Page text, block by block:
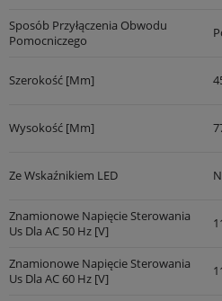
Sposób Przyłączenia Obwodu
Pomocniczego
Szerokość [mm]
Wysokość [mm]
Ze Wskaźnikiem LED
Znamionowe Napięcie Sterowania
Us Dla AC 50 Hz [V]
Znamionowe Napięcie Sterowania
Us Dla AC 60 Hz [V]